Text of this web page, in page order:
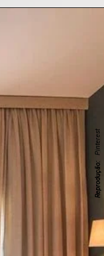
Reprodução:
Pinterest